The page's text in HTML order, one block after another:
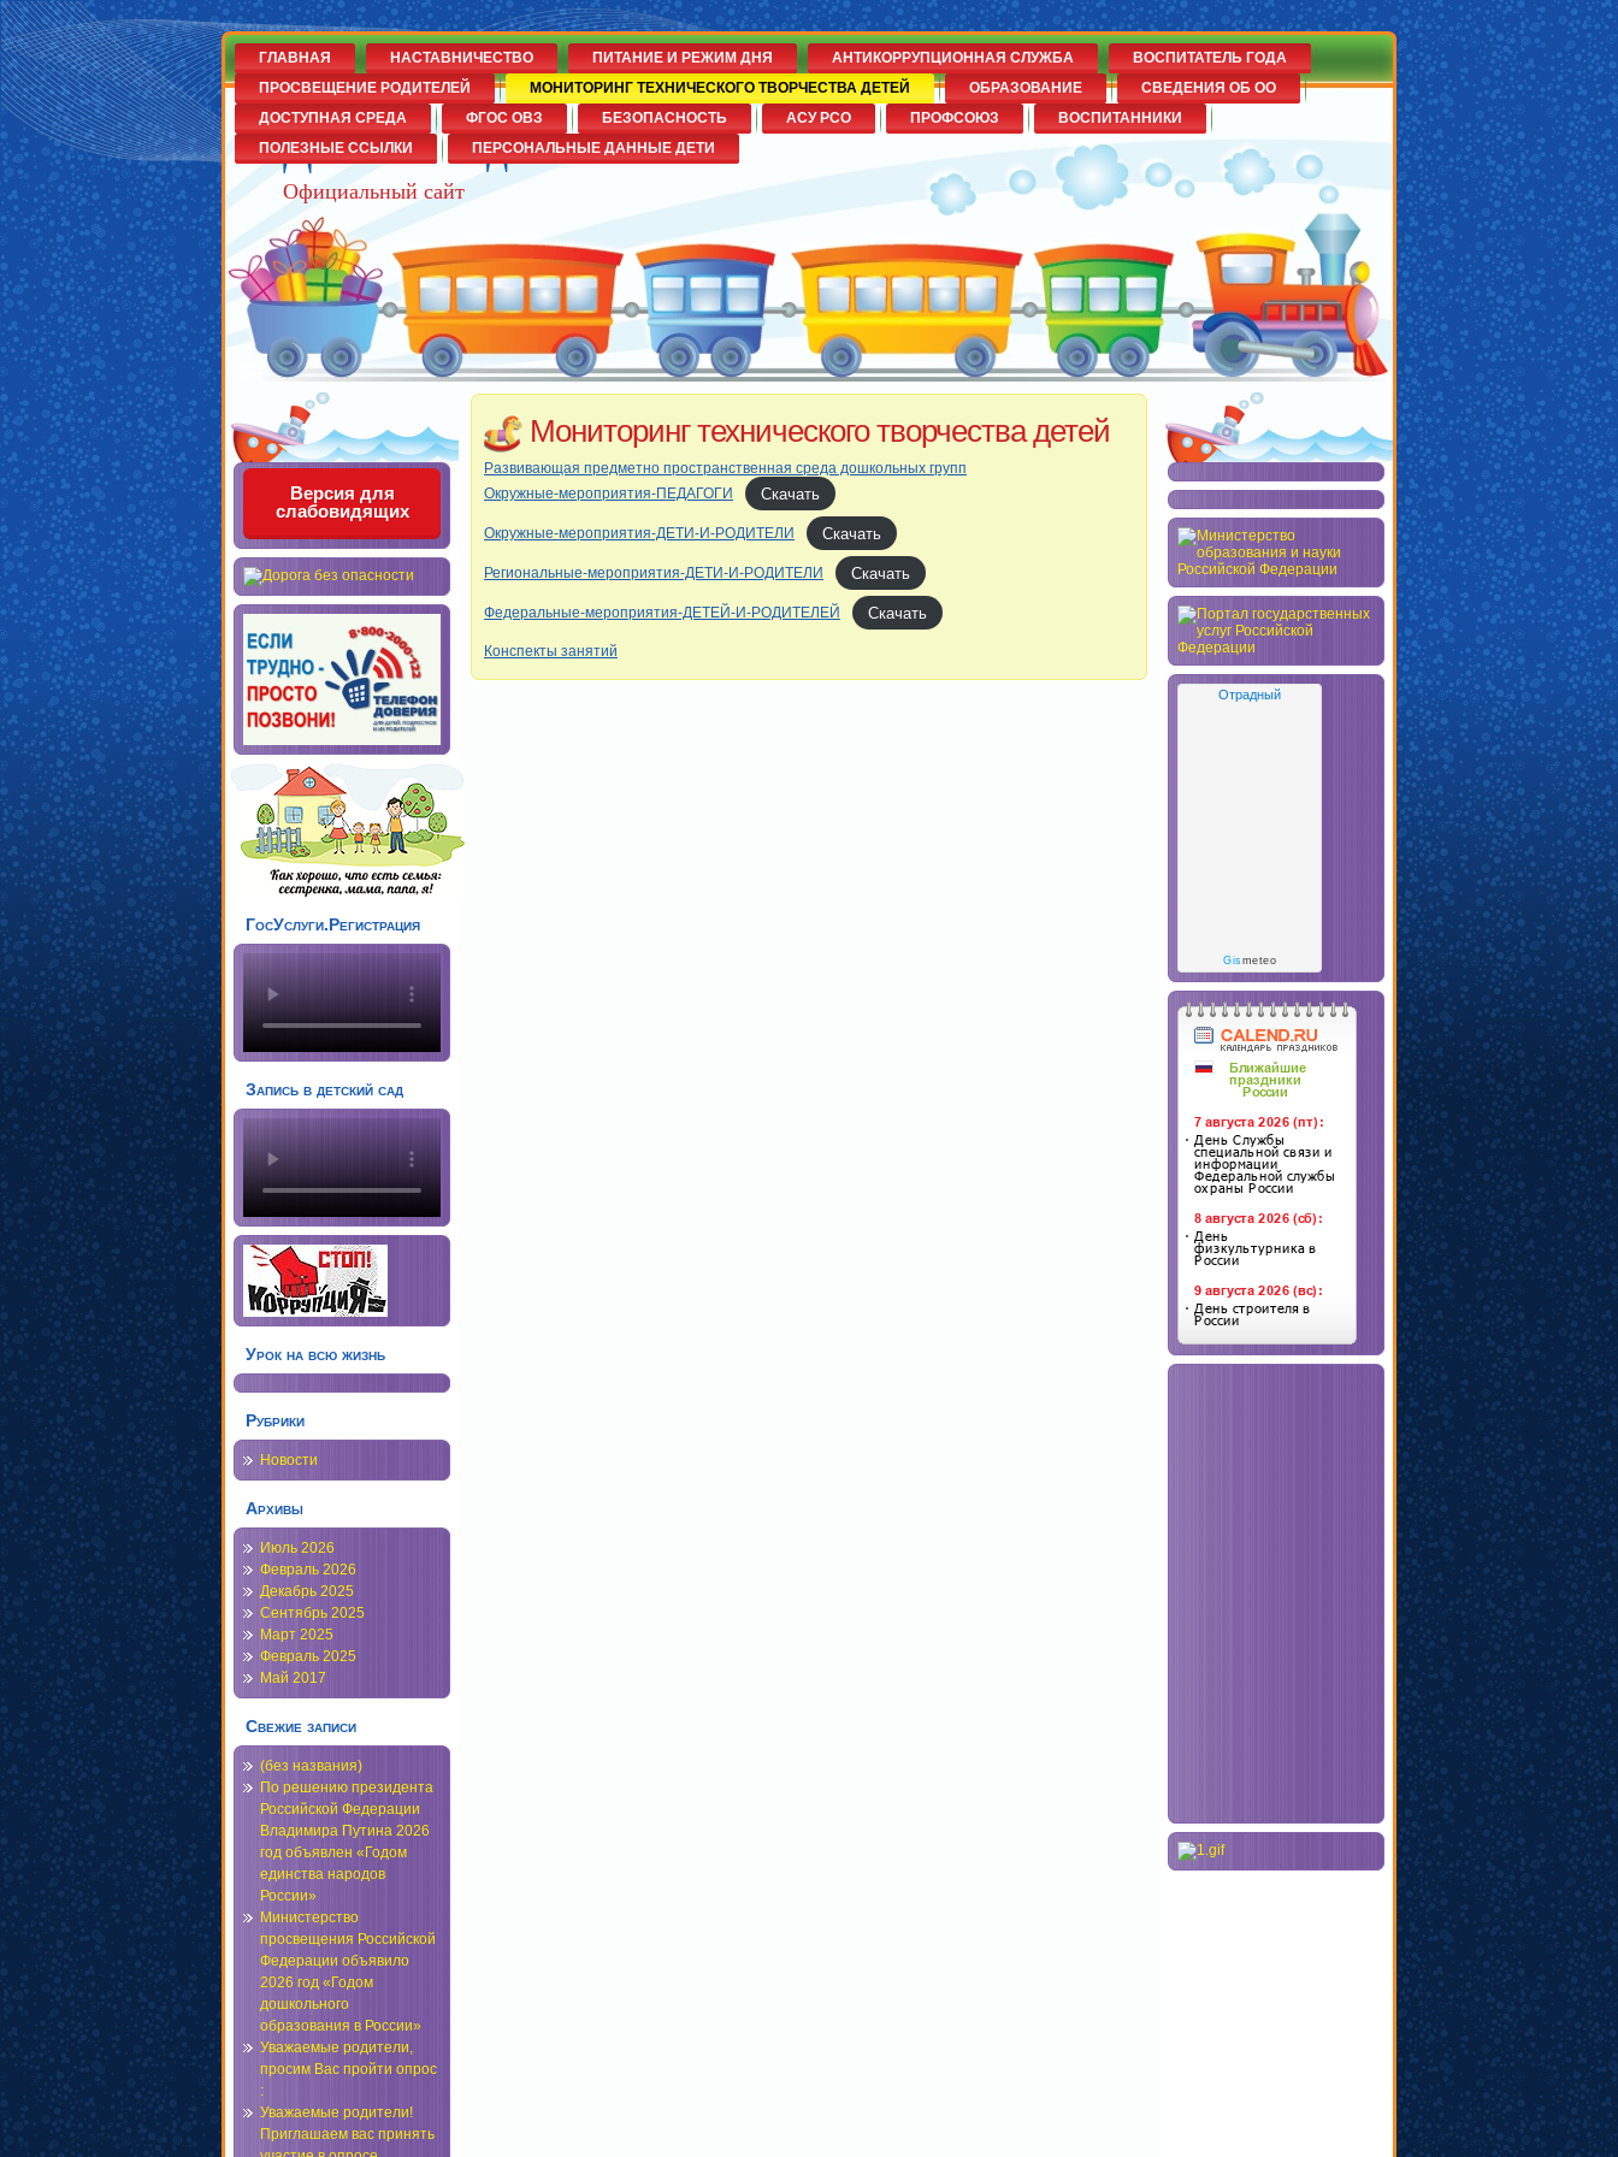
Детский сад№14
Официальный сайт
ГЛАВНАЯ НАСТАВНИЧЕСТВО ПИТАНИЕ И РЕЖИМ ДНЯ АНТИКОРРУПЦИОННАЯ СЛУЖБА
ВОСПИТАТЕЛЬ ГОДА
ПРОСВЕЩЕНИЕ РОДИТЕЛЕЙ
МОНИТОРИНГ ТЕХНИЧЕСКОГО ТВОРЧЕСТВА ДЕТЕЙ ОБРАЗОВАНИЕ
СВЕДЕНИЯ ОБ ОО
ДОСТУПНАЯ СРЕДА
ФГОС ОВЗ БЕЗОПАСНОСТЬ АСУ РСО ПРОФСОЮЗ
ВОСПИТАННИКИ
ПОЛЕЗНЫЕ ССЫЛКИ
ПЕРСОНАЛЬНЫЕ ДАННЫЕ ДЕТИ
Версия для
слабовидящих
ГосУслуги.Регистрация
Запись в детский сад
Урок на всю жизнь
Рубрики
Новости
Архивы
Июль 2026
Февраль 2026
Декабрь 2025
Сентябрь 2025
Март 2025
Февраль 2025
Май 2017
Свежие записи
(без названия)
По решению президента
Российской Федерации
Владимира Путина 2026
год объявлен «Годом
единства народов
России»
Министерство
просвещения Российской
Федерации объявило
2026 год «Годом
дошкольного
образования в России»
Уважаемые родители,
просим Вас пройти опрос
:
Уважаемые родители!
Приглашаем вас принять
Мониторинг технического творчества детей
Развивающая предметно пространственная среда дошкольных групп
Окружные-мероприятия-ПЕДАГОГИ
Скачать
Окружные-мероприятия-ДЕТИ-И-РОДИТЕЛИ Скачать
Региональные-мероприятия-ДЕТИ-И-РОДИТЕЛИ Скачать
Федеральные-мероприятия-ДЕТЕЙ-И-РОДИТЕЛЕЙ Скачать
Конспекты занятий
Отрадный
Gismeteo